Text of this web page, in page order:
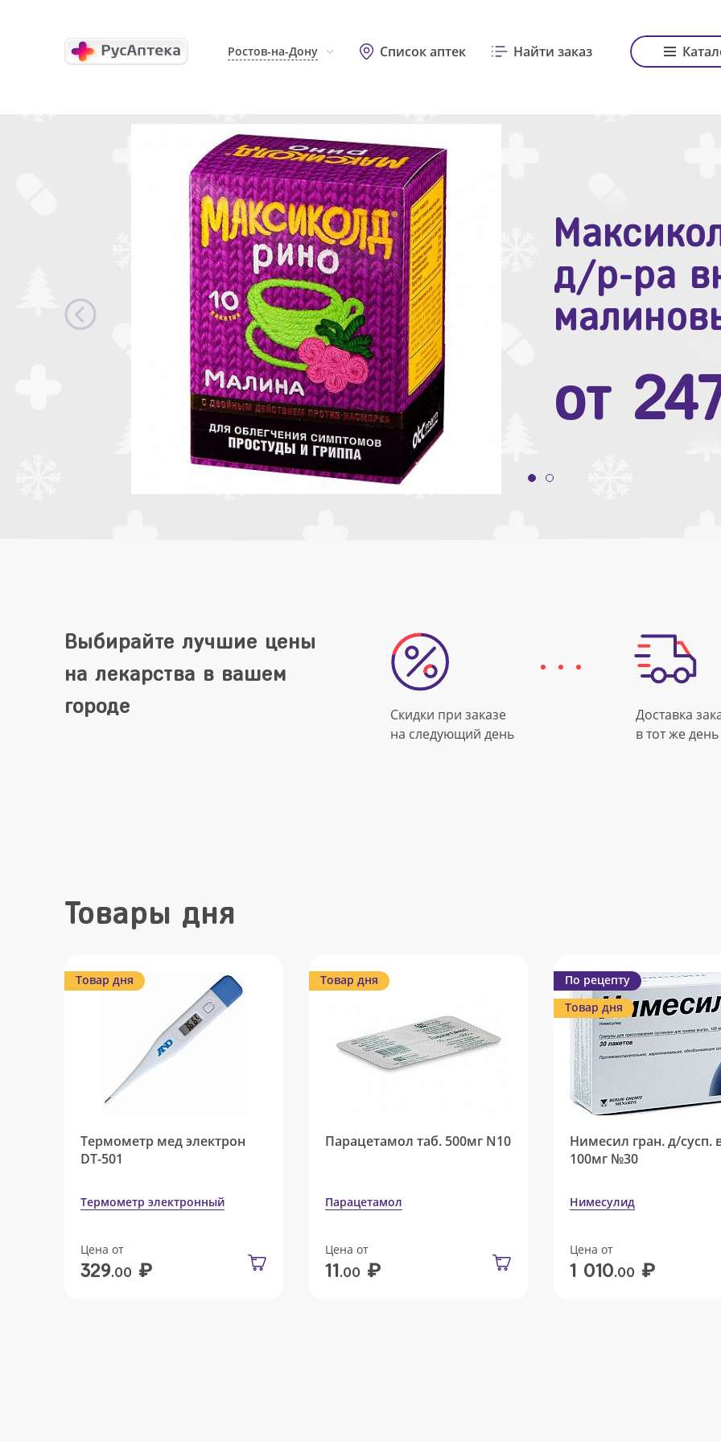
Ростов-на-Дону Список аптек Найти заказ
д/р-ра
от
Зодак
№10
от
Выбирайте лучшие цены
на лекарства в вашем
городе
Скидки при заказе
на следующий день
Доставка
в тот же день
Товары дня
Товар дня
Термометр мед электрон
DT-501
Термометр электронный
Цена от
329.00 ₽
Товар дня
Парацетамол таб. 500мг N10
Парацетамол
Цена от
11.00 ₽
По рецепту
Товар дня
Нимесил гран. д/сусп.
100мг №30
Нимесулид
Цена от
1 010.00 ₽